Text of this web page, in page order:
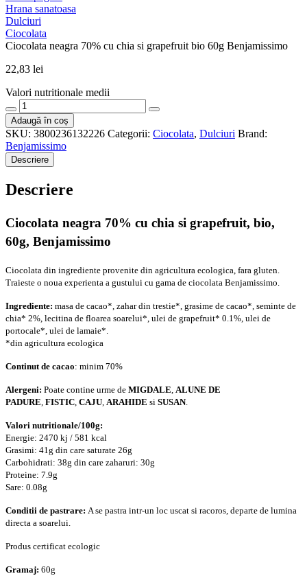
Hrana sanatoasa
Dulciuri
Ciocolata
Ciocolata neagra 70% cu chia si grapefruit bio 60g Benjamissimo
22,83 lei
Valori nutritionale medii
Cantitate
Ciocolata
neagra
70%
cu
chia
grapefruit
60g
Benjamissimo
Adaugă în coș
SKU: 3800236132226 Categorii: Ciocolata, Dulciuri Brand:
Benjamissimo
Descriere
Descriere
Ciocolata neagra 70% cu chia si grapefruit, bio,
60g, Benjamissimo
Ciocolata din ingrediente provenite din agricultura ecologica, fara gluten.
Traieste o noua experienta a gustului cu gama de ciocolata Benjamissimo.
Ingrediente: masa de cacao*, zahar din trestie*, grasime de cacao*, seminte de
chia* 2%, lecitina de floarea soarelui*, ulei de grapefruit* 0.1%, ulei de
portocale*, ulei de lamaie*.
*din agricultura ecologica
Continut de cacao: minim 70%
Alergeni: Poate contine urme de MIGDALE ALUNE DE
PADURE FISTIC CAJU ARAHIDE si SUSAN.
Valori nutritionale/100g:
Energie: 2470 kj / 581 kcal
Grasimi: 41g din care saturate 26g
Carbohidrati: 38g din care zaharuri: 30g
Proteine: 7.9g
Sare: 0.08g
Conditii de pastrare: A se pastra intr-un loc uscat si racoros, departe de lumina
directa a soarelui.
Produs certificat ecologic
Gramaj: 60g